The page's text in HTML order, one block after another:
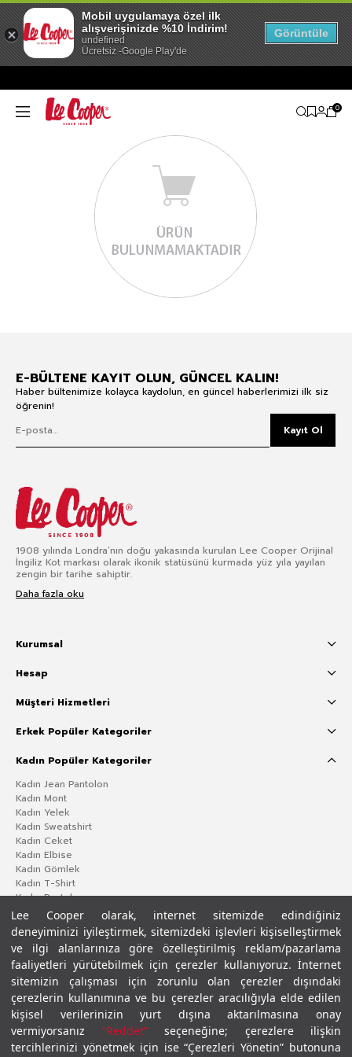
Lee Cooper olarak, internet sitemizde edindiğiniz
deneyiminizi iyileştirmek, sitemizdeki işlevleri kişiselleştirmek
ve ilgi alanlarınıza göre özelleştirilmiş reklam/pazarlama
faaliyetleri yürütebilmek için çerezler kullanıyoruz. İnternet
sitemizin çalışması için zorunlu olan çerezler dışındaki
çerezlerin kullanımına ve bu çerezler aracılığıyla elde edilen
kişisel verilerinizin yurt dışına aktarılmasına onay
vermiyorsanız “Reddet”seçeneğine; çerezlere ilişkin
tercihlerinizi yönetmek için ise “Çerezleri Yönetin” butonuna
0
E-BÜLTENE KAYIT OLUN, GÜNCEL KALIN!
Haber bültenimize kolayca kaydolun, en güncel haberlerimizi ilk siz
öğrenin!
Kayıt Ol
1908 yılında Londra’nın doğu yakasında kurulan Lee Cooper Orijinal
İngiliz Kot markası olarak ikonik statüsünü kurmada yüz yıla yayılan
zengin bir tarihe sahiptir.
Daha fazla oku
Kurumsal
Hesap
Müşteri Hizmetleri
Erkek Popüler Kategoriler
Kadın Popüler Kategoriler
Kadın Jean Pantolon
Kadın Mont
Kadın Yelek
Kadın Sweatshirt
Kadın Ceket
Kadın Elbise
Kadın Gömlek
Kadın T-Shirt
Kadın Pantolon
Gizlilik PolitikasıÇerez PolitikasıKVKK Aydınlatma MetniŞartlar ve Koşullar
Mobil uygulamaya özel ilk
alışverişinizde %10 İndirim!
undefined
Ücretsiz -Google Play'de
Görüntüle